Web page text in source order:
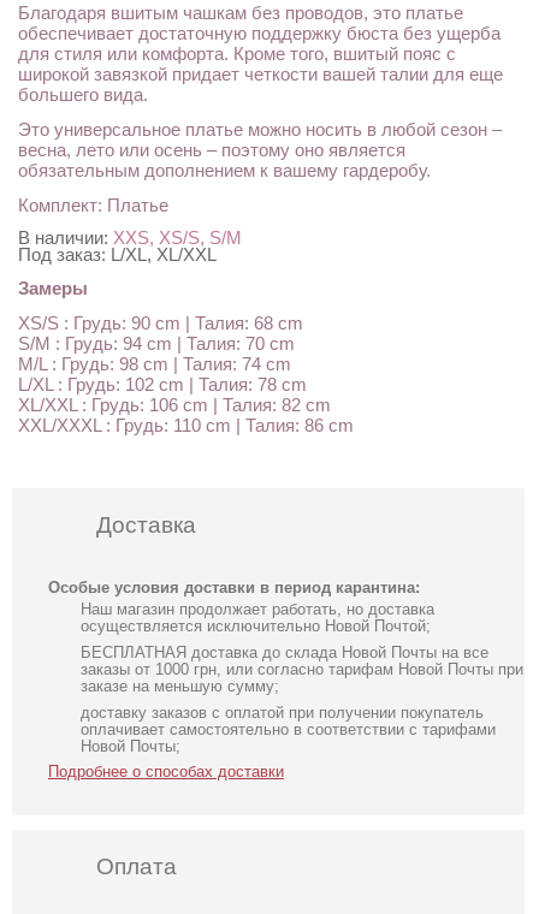
Благодаря вшитым чашкам без проводов, это платье
обеспечивает достаточную поддержку бюста без ущерба
для стиля или комфорта. Кроме того, вшитый пояс с
широкой завязкой придает четкости вашей талии для еще
большего вида.
Это универсальное платье можно носить в любой сезон –
весна, лето или осень – поэтому оно является
обязательным дополнением к вашему гардеробу.
Комплект: Платье
В наличии: XXS, XS/S, S/M
Под заказ: L/XL, XL/XXL
Замеры
XS/S : Грудь: 90 cm | Талия: 68 cm
S/M : Грудь: 94 cm | Талия: 70 cm
M/L : Грудь: 98 cm | Талия: 74 cm
L/XL : Грудь: 102 cm | Талия: 78 cm
XL/XXL : Грудь: 106 cm | Талия: 82 cm
XXL/XXXL : Грудь: 110 cm | Талия: 86 cm
Доставка
Особые условия доставки в период карантина:
Наш магазин продолжает работать, но доставка
осуществляется исключительно Новой Почтой;
БЕСПЛАТНАЯ доставка до склада Новой Почты на все
заказы от 1000 грн, или согласно тарифам Новой Почты при
заказе на меньшую сумму;
доставку заказов с оплатой при получении покупатель
оплачивает самостоятельно в соответствии с тарифами
Новой Почты;
Подробнее о способах доставки
Оплата